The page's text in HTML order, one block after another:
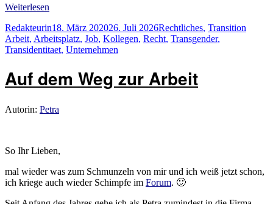
Weiterlesen
Autor
RedakteurinVeröffentlicht
am
18. März 202026. Juli 2026Kategorien
Rechtliches, Transition
Arbeit, Arbeitsplatz, Job, Kollegen, Recht, Transgender,
Transidentitaet, Unternehmen
Auf dem Weg zur Arbeit
Autorin: Petra
So Ihr Lieben,
mal wieder was zum Schmunzeln von mir und ich weiß jetzt schon,
ich kriege auch wieder Schimpfe im Forum. 🙂